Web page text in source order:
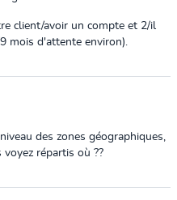
client/avoir un compte et 2/il
mois d'attente environ).
des zones géographiques,
répartis où ??